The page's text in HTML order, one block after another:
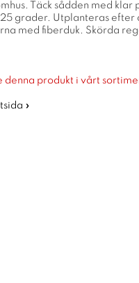
Täck sådden med klar
grader. Utplanteras efter
med fiberduk. Skörda
denna produkt i vårt
»